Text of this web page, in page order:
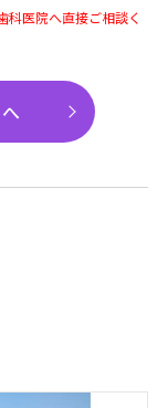
医院へ直接ご相談く